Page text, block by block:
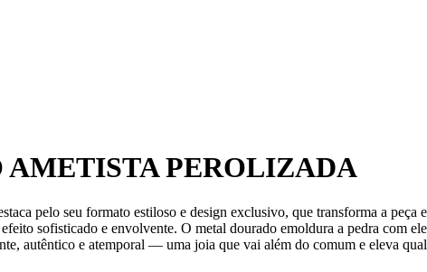
AMETISTA PEROLIZADA
pelo seu formato estiloso e design exclusivo, que transforma a peça
sofisticado e envolvente. O metal dourado emoldura a pedra com
autêntico e atemporal — uma joia que vai além do comum e eleva